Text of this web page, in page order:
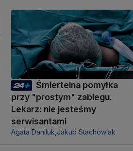
Śmiertelna pomyłka
przy "prostym" zabiegu.
Lekarz: nie jesteśmy
serwisantami
Agata Daniluk, Jakub Stachowiak